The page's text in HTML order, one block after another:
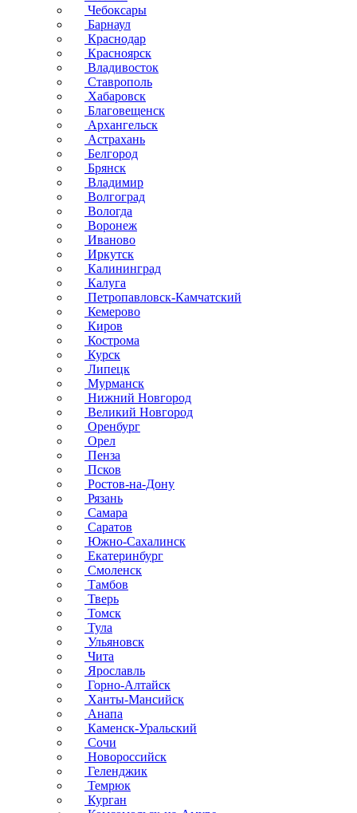
Чебоксары
Барнаул
Краснодар
Красноярск
Владивосток
Ставрополь
Хабаровск
Благовещенск
Архангельск
Астрахань
Белгород
Брянск
Владимир
Волгоград
Вологда
Воронеж
Иваново
Иркутск
Калининград
Калуга
Петропавловск-Камчатский
Кемерово
Киров
Кострома
Курск
Липецк
Мурманск
Нижний Новгород
Великий Новгород
Оренбург
Орел
Пенза
Псков
Ростов-на-Дону
Рязань
Самара
Саратов
Южно-Сахалинск
Екатеринбург
Смоленск
Тамбов
Тверь
Томск
Тула
Ульяновск
Чита
Ярославль
Горно-Алтайск
Ханты-Мансийск
Анапа
Каменск-Уральский
Сочи
Новороссийск
Геленджик
Темрюк
Курган